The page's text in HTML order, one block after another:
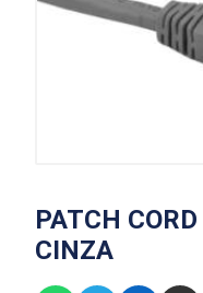
PATCH
CINZA